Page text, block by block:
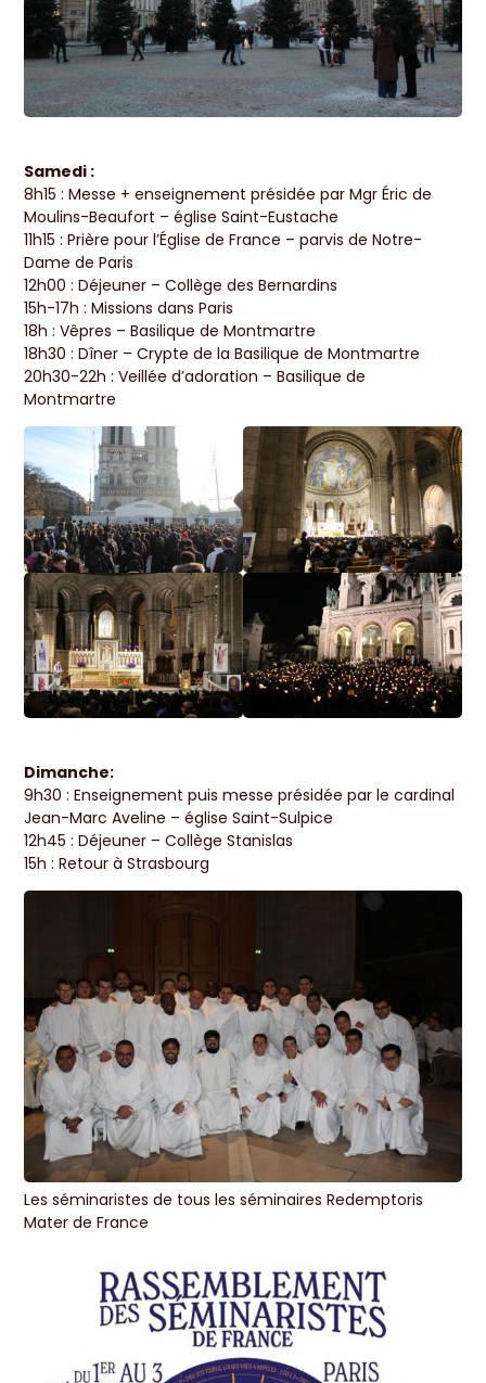
Samedi :
8h15 : Messe + enseignement présidée par Mgr Éric de
Moulins-Beaufort – église Saint-Eustache
11h15 : Prière pour l’Église de France – parvis de Notre-
Dame de Paris
12h00 : Déjeuner – Collège des Bernardins
15h-17h : Missions dans Paris
18h : Vêpres – Basilique de Montmartre
18h30 : Dîner – Crypte de la Basilique de Montmartre
20h30-22h : Veillée d’adoration – Basilique de
Montmartre
Dimanche:
9h30 : Enseignement puis messe présidée par le cardinal
Jean-Marc Aveline – église Saint-Sulpice
12h45 : Déjeuner – Collège Stanislas
15h : Retour à Strasbourg
Les séminaristes de tous les séminaires Redemptoris
Mater de France